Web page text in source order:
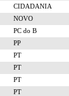
CIDADANIA
NOVO
PC do B
PP
PT
PT
PT
PT